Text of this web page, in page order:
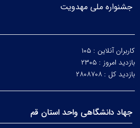
جشنواره ملی مهدویت
کاربران آنلاین : ۱۰۵
بازدید امروز : ۲۳۰۵
بازدید کل : ۲۸۰۸۷۰۸
جهاد دانشگاهی واحد استان قم